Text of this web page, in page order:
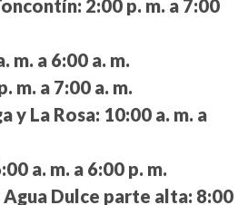
2:00 p. m. a 7:00
m. a 6:00 a. m.
m. a 7:00 a. m.
y La Rosa: 10:00 a. m. a
a. m. a 6:00 p. m.
Dulce parte alta: 8:00